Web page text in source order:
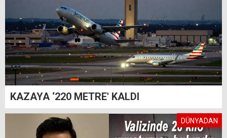
KAZAYA ‘220 METRE' KALDI
DÜNYADAN